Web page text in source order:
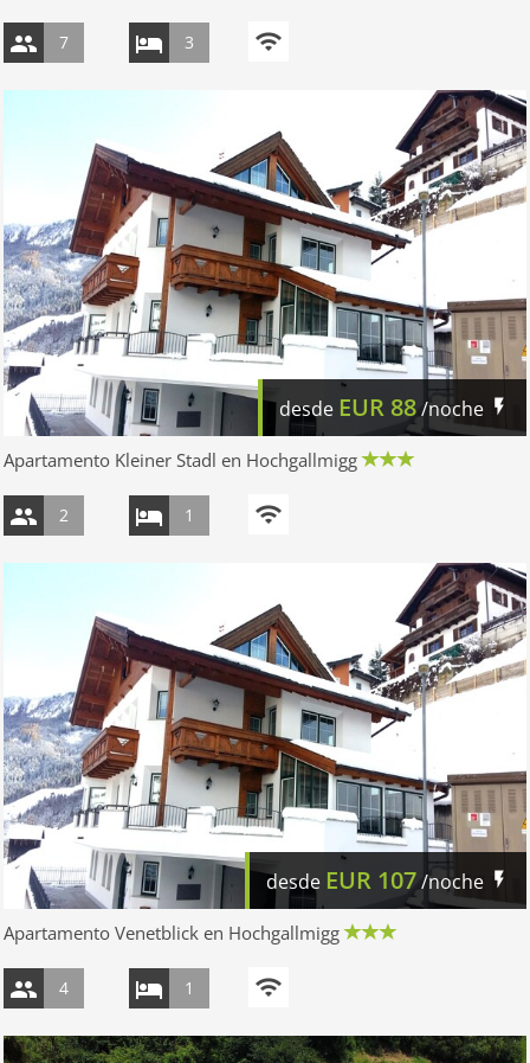
7 3
desde EUR 88/noche
Apartamento Kleiner Stadl en Hochgallmigg
2 1
desde EUR 107/noche
Apartamento Venetblick en Hochgallmigg
4 1